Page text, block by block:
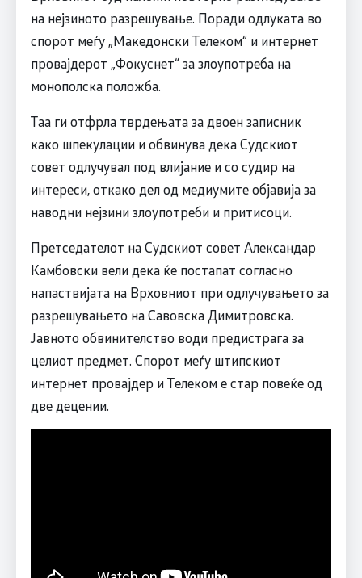
на нејзиното разрешување. Поради одлуката во
спорот меѓу „Македонски Телеком“ и интернет
провајдерот „Фокуснет“ за злоупотреба на
монополска положба.
Таа ги отфрла тврдењата за двоен записник
како шпекулации и обвинува дека Судскиот
совет одлучувал под влијание и со судир на
интереси, откако дел од медиумите објавија за
наводни нејзини злоупотреби и притисоци.
Претседателот на Судскиот совет Александар
Камбовски вели дека ќе постапат согласно
напаствијата на Врховниот при одлучувањето за
разрешувањето на Савовска Димитровска.
Јавното обвинителство води предистрага за
целиот предмет. Спорот меѓу штипскиот
интернет провајдер и Телеком е стар повеќе од
две децении.